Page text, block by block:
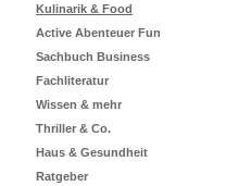
Kulinarik & Food
Active Abenteuer Fun
Sachbuch Business
Fachliteratur
Wissen & mehr
Thriller & Co.
Haus & Gesundheit
Ratgeber